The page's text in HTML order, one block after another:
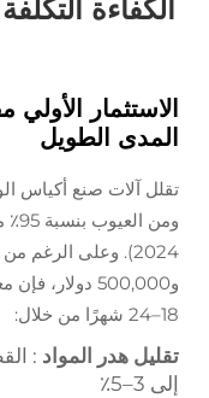
الكفاءة
الاستثمار
المدى الطويل
و500,000
18–24 شهرًا من خلال:
تقليل هدر المواد
إلى 3–5٪